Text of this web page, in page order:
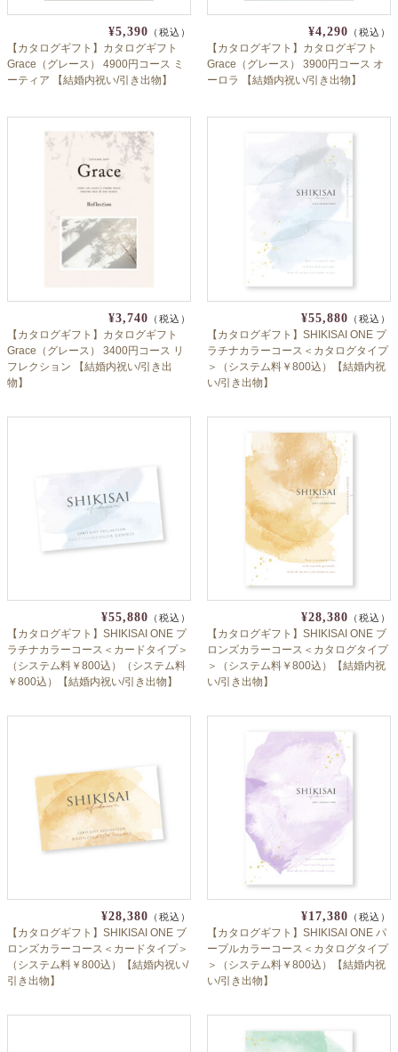
¥5,390 （税込）
【カタログギフト】カタログギフト
Grace（グレース） 4900円コース ミ
ーティア 【結婚内祝い/引き出物】
¥4,290 （税込）
【カタログギフト】カタログギフト
Grace（グレース） 3900円コース オ
ーロラ 【結婚内祝い/引き出物】
¥3,740 （税込）
【カタログギフト】カタログギフト
Grace（グレース） 3400円コース リ
フレクション 【結婚内祝い/引き出
物】
¥55,880 （税込）
【カタログギフト】SHIKISAI ONE プ
ラチナカラーコース＜カタログタイプ
＞（システム料￥800込）【結婚内祝
い/引き出物】
¥55,880 （税込）
【カタログギフト】SHIKISAI ONE プ
ラチナカラーコース＜カードタイプ＞
（システム料￥800込）（システム料
￥800込）【結婚内祝い/引き出物】
¥28,380 （税込）
【カタログギフト】SHIKISAI ONE ブ
ロンズカラーコース＜カタログタイプ
＞（システム料￥800込）【結婚内祝
い/引き出物】
¥28,380 （税込）
【カタログギフト】SHIKISAI ONE ブ
ロンズカラーコース＜カードタイプ＞
（システム料￥800込）【結婚内祝い/
引き出物】
¥17,380 （税込）
【カタログギフト】SHIKISAI ONE パ
ープルカラーコース＜カタログタイプ
＞（システム料￥800込）【結婚内祝
い/引き出物】